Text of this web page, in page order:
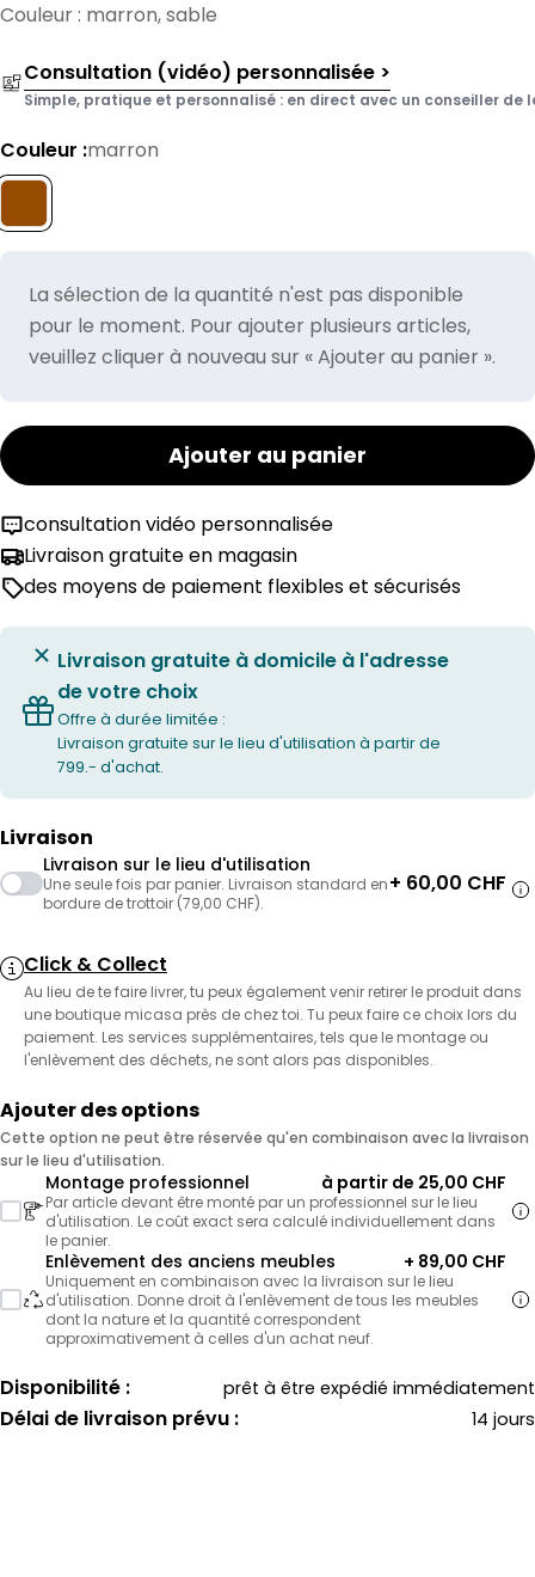
Couleur : marron, sable
Consultation (vidéo) personnalisée >
Simple, pratique et personnalisé : en direct avec un conseiller de
Couleur :marron
La sélection de la quantité n'est pas disponible
pour le moment. Pour ajouter plusieurs articles,
veuillez cliquer à nouveau sur « Ajouter au panier ».
Ajouter au panier
consultation vidéo personnalisée
Livraison gratuite en magasin
des moyens de paiement flexibles et sécurisés
Livraison gratuite à domicile à l'adresse
de votre choix
Offre à durée limitée :
Livraison gratuite sur le lieu d'utilisation à partir de
799.- d'achat.
Livraison
Livraison sur le lieu d'utilisation
Une seule fois par panier. Livraison standard en
bordure de trottoir (79,00 CHF).
+ 60,00 CHF
Click & Collect
Au lieu de te faire livrer, tu peux également venir retirer le produit dans
une boutique micasa près de chez toi. Tu peux faire ce choix lors du
paiement. Les services supplémentaires, tels que le montage ou
l'enlèvement des déchets, ne sont alors pas disponibles.
Ajouter des options
Cette option ne peut être réservée qu'en combinaison avec la livraison
sur le lieu d'utilisation.
Montage professionnel à partir de 25,00 CHF
Par article devant être monté par un professionnel sur le lieu
d'utilisation. Le coût exact sera calculé individuellement dans
le panier.
Enlèvement des anciens meubles + 89,00 CHF
Uniquement en combinaison avec la livraison sur le lieu
d'utilisation. Donne droit à l'enlèvement de tous les meubles
dont la nature et la quantité correspondent
approximativement à celles d'un achat neuf.
Disponibilité : prêt à être expédié immédiatement
Délai de livraison prévu : 14 jours